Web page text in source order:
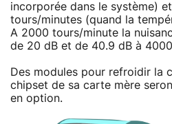
incorporée dans le système)
tours/minutes (quand la
A 2000 tours/minute la
de 20 dB et de 40.9 dB à
Des modules pour refroidir la
chipset de sa carte mère
en option.